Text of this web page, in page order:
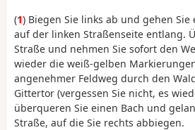
(1) Biegen Sie links ab und gehen
auf der linken Straßenseite entlang.
Straße und nehmen Sie sofort den
wieder die weiß-gelben
angenehmer Feldweg durch den
Gittertor (vergessen Sie nicht, es
überqueren Sie einen Bach und
Straße, auf die Sie rechts abbiegen.